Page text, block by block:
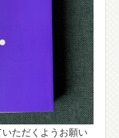
ただくようお願い